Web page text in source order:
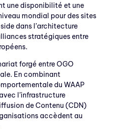
une disponibilité et une
mondial pour des sites
dans l’architecture
stratégiques entre
forgé entre OGO
En combinant
du WAAP
l’infrastructure
de Contenu (CDN)
accèdent au